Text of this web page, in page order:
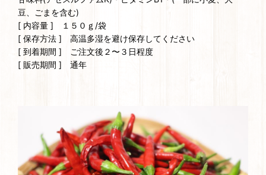
豆、ごまを含む)
[ 内容量 ] １５０ｇ/袋
[ 保存方法 ] 高温多湿を避け保存してください
[ 到着期間 ] ご注文後２〜３日程度
[ 販売期間 ] 通年